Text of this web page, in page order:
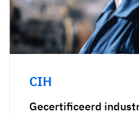
CIH
Gecertificeerd